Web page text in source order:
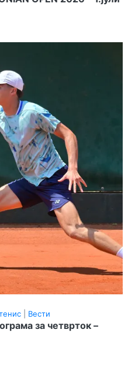
Вести
за четврток –